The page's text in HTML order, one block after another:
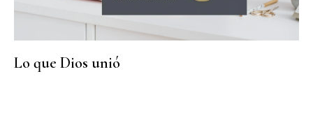
Lo que Dios unió